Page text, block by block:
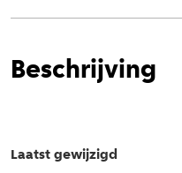
Beschrijving
Laatst gewijzigd